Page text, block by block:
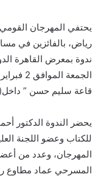
يحتفي المهرجان
رياض، بالفائزين في
الجمعة
قاعة سليم حسن ” داخل(
يحضر الندوة الدكتور
للكتاب وعضو اللجنة
المهرجان، وعدد من
المسرحي عماد مطاوع